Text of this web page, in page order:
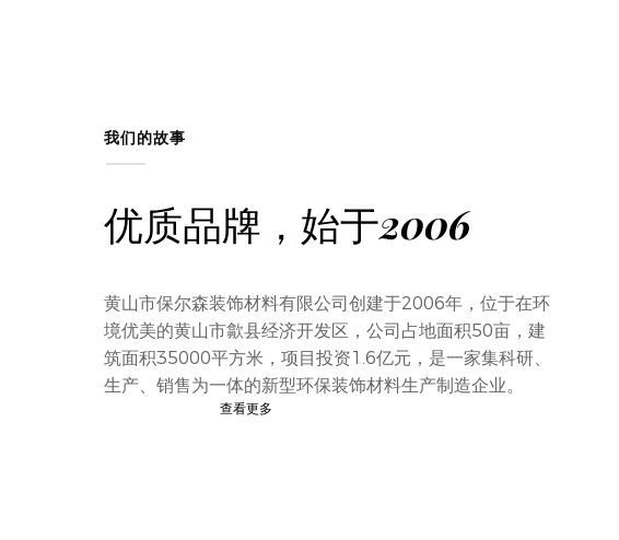
我们的故事
优质品牌，始于2006
黄山市保尔森装饰材料有限公司创建于2006年，位于在环
境优美的黄山市歙县经济开发区，公司占地面积50亩，建
筑面积35000平方米，项目投资1.6亿元，是一家集科研、
生产、销售为一体的新型环保装饰材料生产制造企业。
查看更多